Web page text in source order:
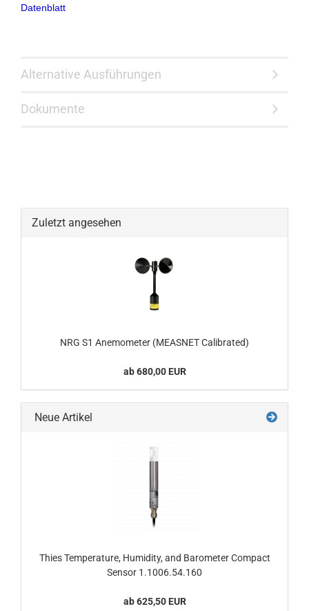
Datenblatt
Alternative Ausführungen
Dokumente
Zuletzt angesehen
NRG S1 Anemometer (MEASNET Calibrated)
ab 680,00 EUR
Neue Artikel
Thies Temperature, Humidity, and Barometer Compact
Sensor 1.1006.54.160
ab 625,50 EUR